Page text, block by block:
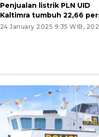
Penjualan listrik PLN UID
Kaltimra tumbuh 22,66
24 January 2025 9:35 WIB,